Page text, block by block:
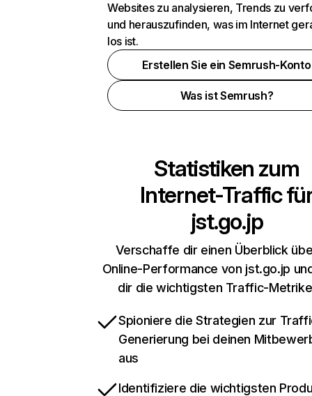
Websites zu analysieren, Trends zu
und herauszufinden, was im Internet
los ist.
Erstellen Sie ein Semrush-Konto
Was ist Semrush?
Statistiken zum
Internet-Traffic
jst.go.jp
Verschaffe dir einen Überblick
Online-Performance von jst.go.jp
dir die wichtigsten Traffic-
Spioniere die Strategien zur
Generierung bei deinen
aus
Identifiziere die wichtigsten